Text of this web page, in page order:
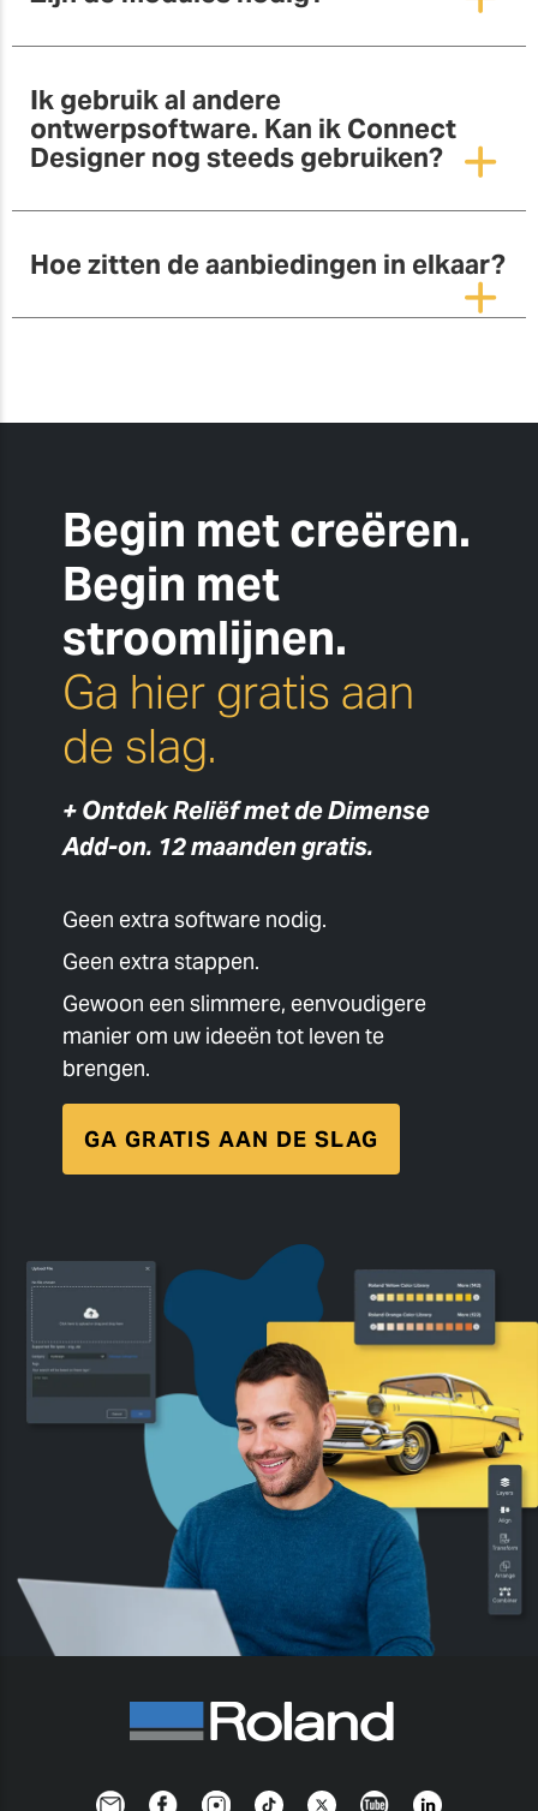
Ik gebruik al andere
ontwerpsoftware. Kan ik Connect
Designer nog steeds gebruiken?
Hoe zitten de aanbiedingen in elkaar?
Begin met creëren.
Begin met
stroomlijnen.
Ga hier gratis aan
de slag.
+ Ontdek Reliëf met de Dimense
Add-on. 12 maanden gratis.
Geen extra software nodig.
Geen extra stappen.
Gewoon een slimmere, eenvoudigere
manier om uw ideeën tot leven te
brengen.
GA GRATIS AAN DE SLAG
NewsletterFacebookInstagramTikTokTwitterYouTubeLinkedin